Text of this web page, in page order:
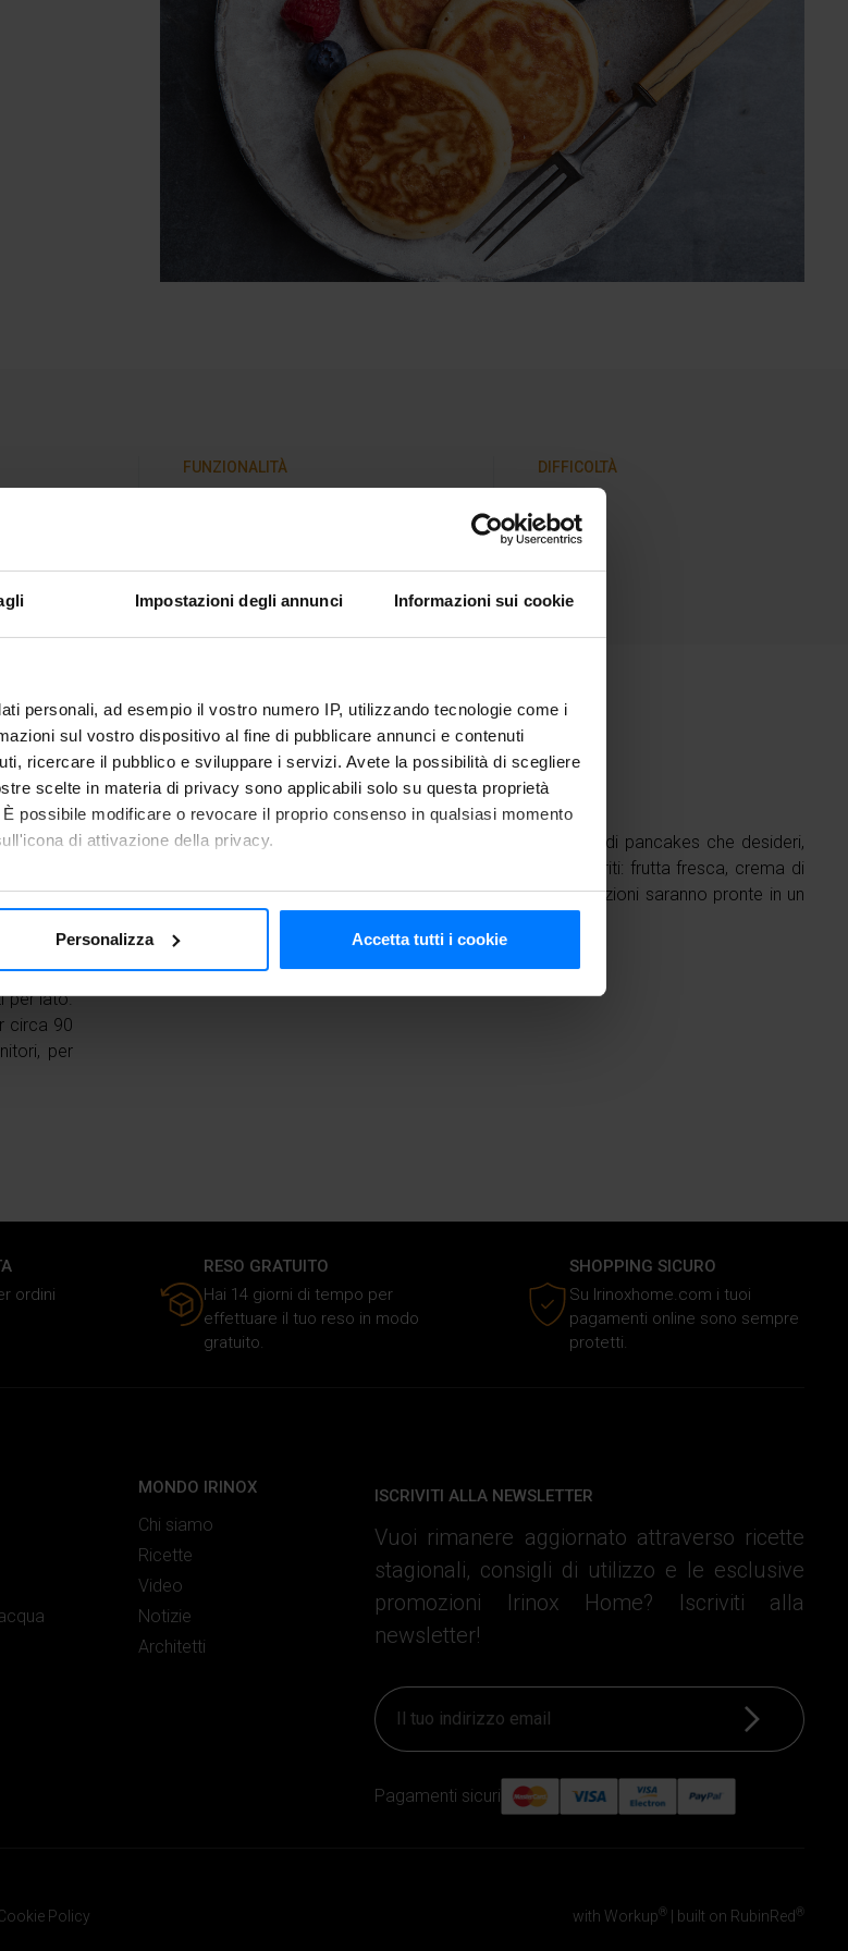
Impostazioni degli annunci Informazioni sui cookie
personali, ad esempio il vostro numero IP, utilizzando tecnologie come i
sul vostro dispositivo al fine di pubblicare annunci e contenuti
ricercare il pubblico e sviluppare i servizi. Avete la possibilità di scegliere
scelte in materia di privacy sono applicabili solo su questa proprietà
possibile modificare o revocare il proprio consenso in qualsiasi momento
di attivazione della privacy.
attivamente alla ricerca di caratteristiche specifiche (impronte digitali).
dalla Dichiarazione sui cookie.
e gli annunci, fornire le funzioni dei social media e analizzare il nostro
Personalizza Accetta tutti i cookie
FUNZIONALITÀ DIFFICOLTÀ
uova,
i
un
per lato.
circa 90
per
Suggerimenti
Al mattino, non dovrai fare altro che estrarre la quantità di pancakes che desideri,
scaldarli in padella e arricchirli con i tuoi ingredienti preferiti: frutta fresca, crema di
nocciole, sciroppo d'acero… In questo modo, le tue colazioni saranno pronte in un
ordini
RESO GRATUITO
Hai 14 giorni di tempo per
effettuare il tuo reso in modo
gratuito.
SHOPPING SICURO
Su Irinoxhome.com i tuoi
pagamenti online sono sempre
protetti.
MONDO IRINOX
Chi siamo
Ricette
Video
Notizie
Architetti
ISCRIVITI ALLA NEWSLETTER
Vuoi rimanere aggiornato attraverso ricette
stagionali, consigli di utilizzo e le esclusive
promozioni Irinox Home? Iscriviti alla
newsletter!
Iscriviti
Pagamenti sicuri
Policy with Workup® built on RubinRed ®